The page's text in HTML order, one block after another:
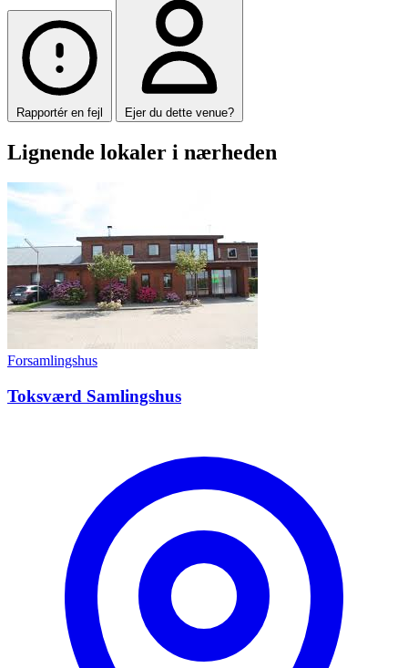
Rapportér en fejl Ejer du dette venue?
Lignende lokaler i nærheden
Forsamlingshus
Toksværd Samlingshus